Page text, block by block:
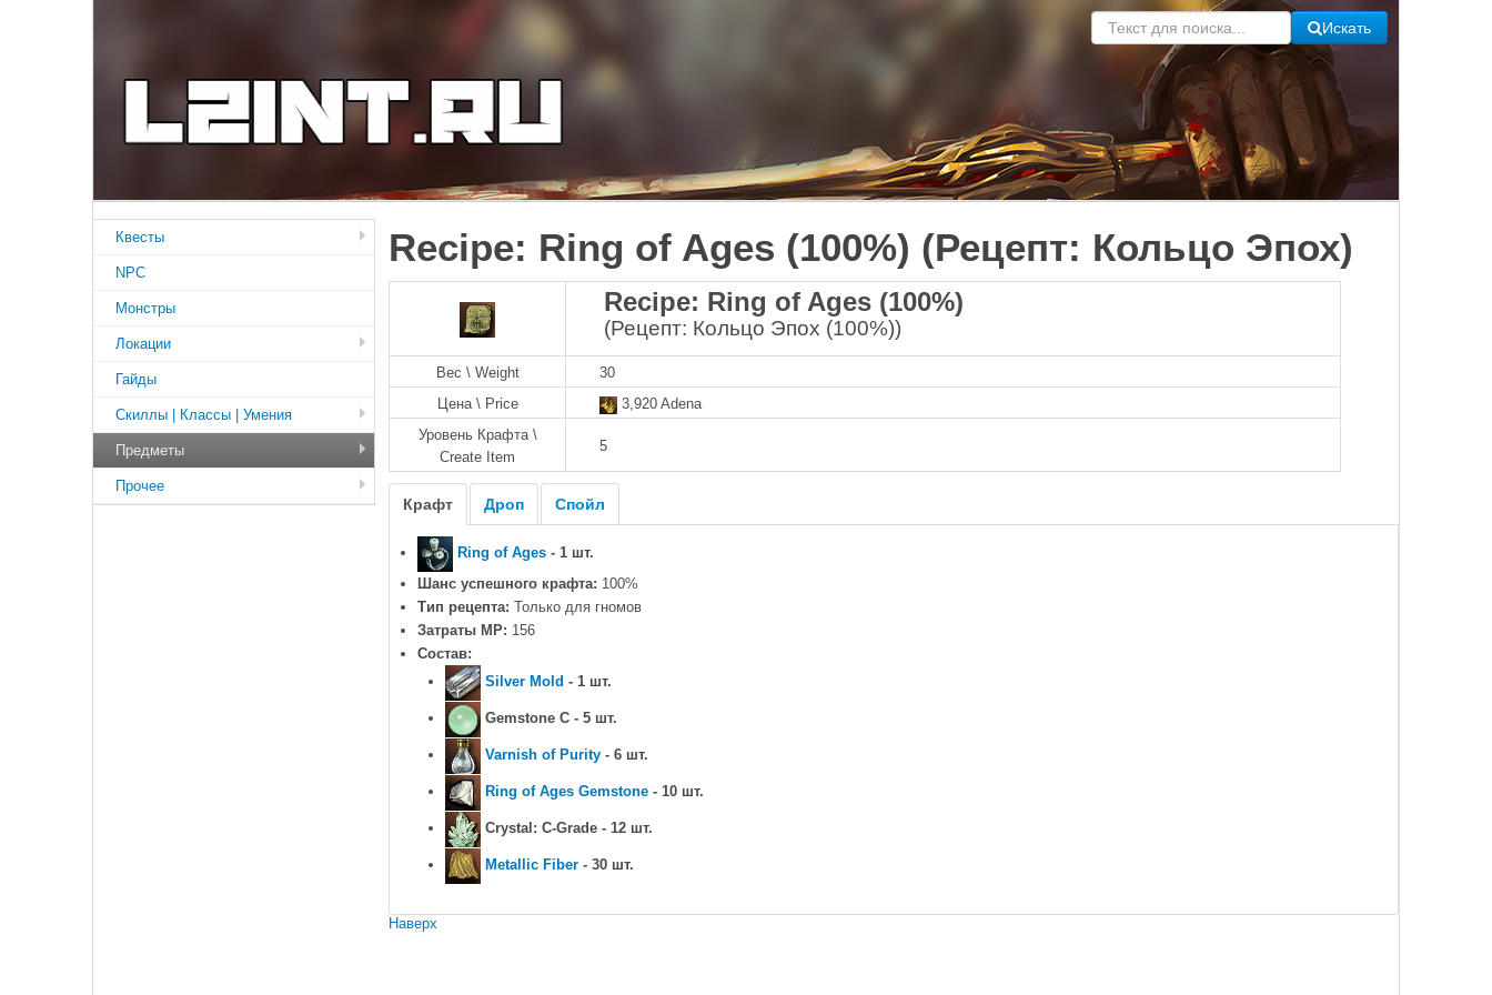
Искать
Recipe: Ring of Ages (100%) (Рецепт: Кольцо Эпох)
Recipe: Ring of Ages (100%)
(Рецепт: Кольцо Эпох (100%))
Вес \ Weight
30
Цена \ Price
3,920 Adena
Уровень Крафта \
Create Item
5
Крафт Дроп Спойл
Ring of Ages - 1 шт.
Шанс успешного крафта: 100%
Тип рецепта: Только для гномов
Затраты MP: 156
Состав:
Silver Mold - 1 шт.
Gemstone C - 5 шт.
Varnish of Purity - 6 шт.
Ring of Ages Gemstone - 10 шт.
Crystal: C-Grade - 12 шт.
Metallic Fiber - 30 шт.
Наверх
Квесты
NPC
Монстры
Локации
Гайды
Скиллы | Классы | Умения
Предметы
Прочее